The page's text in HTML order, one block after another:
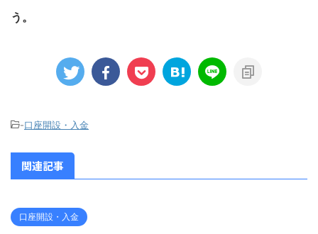
う。
-口座開設・入金
関連記事
口座開設・入金